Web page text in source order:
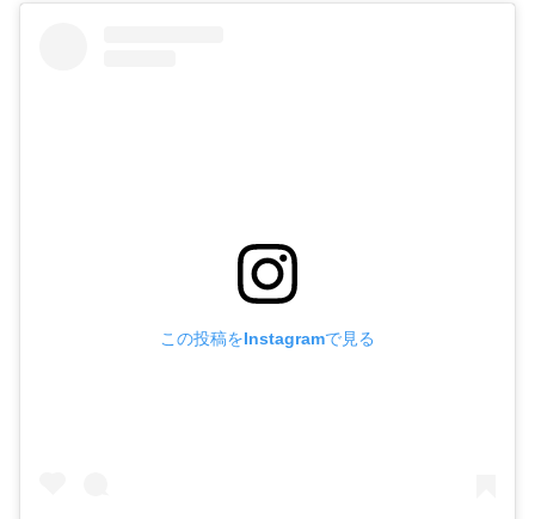
この投稿をInstagramで見る